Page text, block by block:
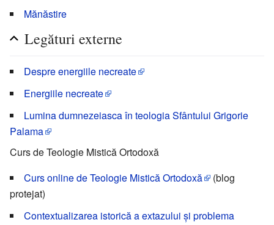
Mănăstire
Legături externe
Despre energiile necreate
Energiile necreate
Lumina dumnezeiasca în teologia Sfântului Grigorie
Palama
Curs de Teologie Mistică Ortodoxă
Curs online de Teologie Mistică Ortodoxă
(blog
protejat)
Contextualizarea istorică a extazului și problema